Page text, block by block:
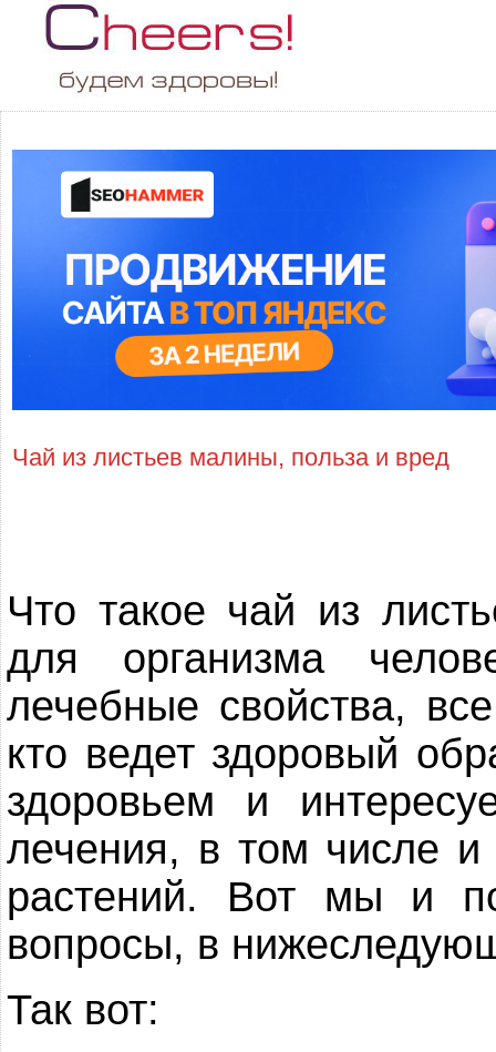
Чай из листьев малины, польза и вред
Что такое чай из
для организма
лечебные свойства,
кто ведет здоровый
здоровьем и
лечения, в том числе
растений. Вот мы и
вопросы, в
Так вот: